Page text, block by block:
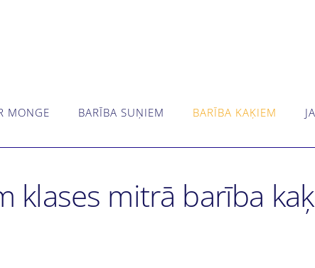
MONGE BARĪBA SUŅIEM BARĪBA KAĶIEM
klases mitrā barība